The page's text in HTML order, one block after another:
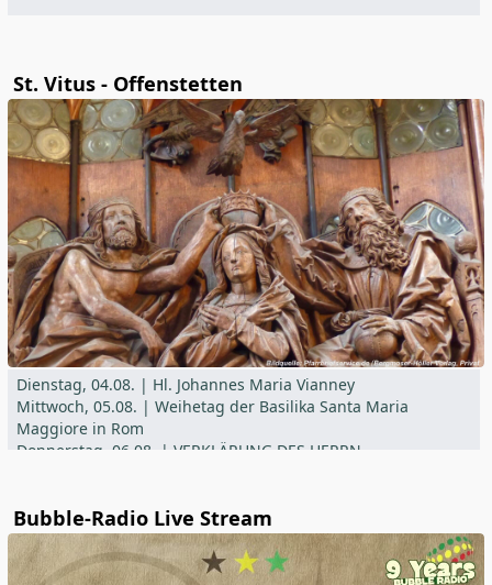
St. Vitus - Offenstetten
Dienstag, 04.08. | Hl. Johannes Maria Vianney
Mittwoch, 05.08. | Weihetag der Basilika Santa Maria
Maggiore in Rom
Donnerstag, 06.08. | VERKLÄRUNG DES HERRN
Actuele informatie vindt u in het parochieblad
der Pfarrei St. Vitus Offenstetten,
Bubble-Radio Live Stream